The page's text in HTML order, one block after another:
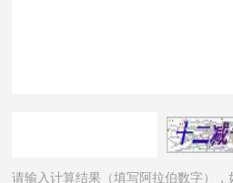
请输入计算结果（填写阿拉伯数字），